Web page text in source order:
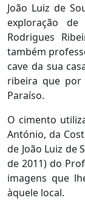
João Luiz de
exploração
Rodrigues
também
cave da sua
ribeira que por
Paraíso.
O cimento
António, da
de João Luiz de
de 2011) do
imagens que
àquele local.